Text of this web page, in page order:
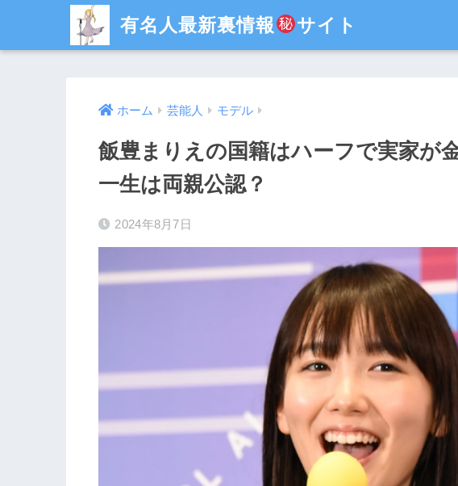
有名人最新裏情報 サイト
ホーム 芸能人 モデル
飯豊まりえの国籍はハーフで実家が
一生は両親公認？
2024年8月7日